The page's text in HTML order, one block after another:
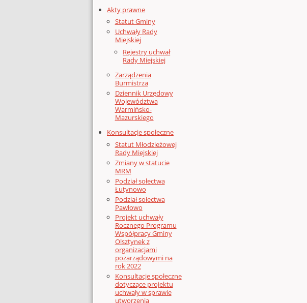
Akty prawne
Statut Gminy
Uchwały Rady
Miejskiej
Rejestry uchwał
Rady Miejskiej
Zarządzenia
Burmistrza
Dziennik Urzędowy
Województwa
Warmińsko-
Mazurskiego
Konsultacje społeczne
Statut Młodzieżowej
Rady Miejskiej
Zmiany w statucie
MRM
Podział sołectwa
Łutynowo
Podział sołectwa
Pawłowo
Projekt uchwały
Rocznego Programu
Współpracy Gminy
Olsztynek z
organizacjami
pozarządowymi na
rok 2022
Konsultacje społeczne
dotyczące projektu
uchwały w sprawie
utworzenia